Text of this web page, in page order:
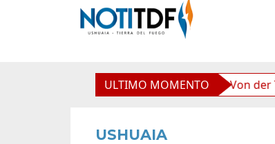
ULTIMO MOMENTO
afirmó Becerra Von der Thusen
USHUAIA